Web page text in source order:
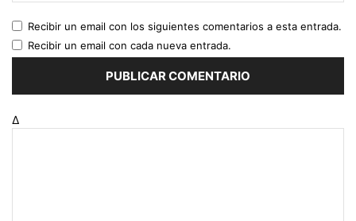
Recibir un email con los siguientes comentarios a esta entrada.
Recibir un email con cada nueva entrada.
Δ